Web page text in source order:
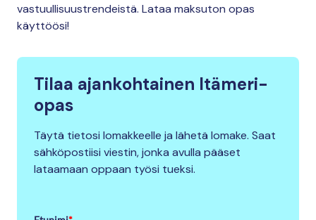
vastuullisuustrendeistä. Lataa maksuton opas
käyttöösi!
Tilaa ajankohtainen Itämeri-
opas
Täytä tietosi lomakkeelle ja lähetä lomake. Saat
sähköpostiisi viestin, jonka avulla pääset
lataamaan oppaan työsi tueksi.